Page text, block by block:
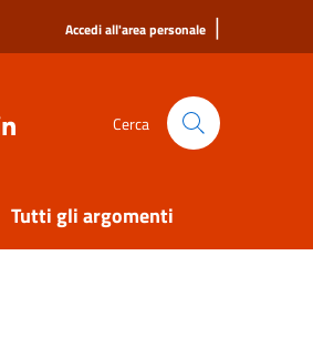
Accedi all'area personale |
Cerca
Tutti gli argomenti